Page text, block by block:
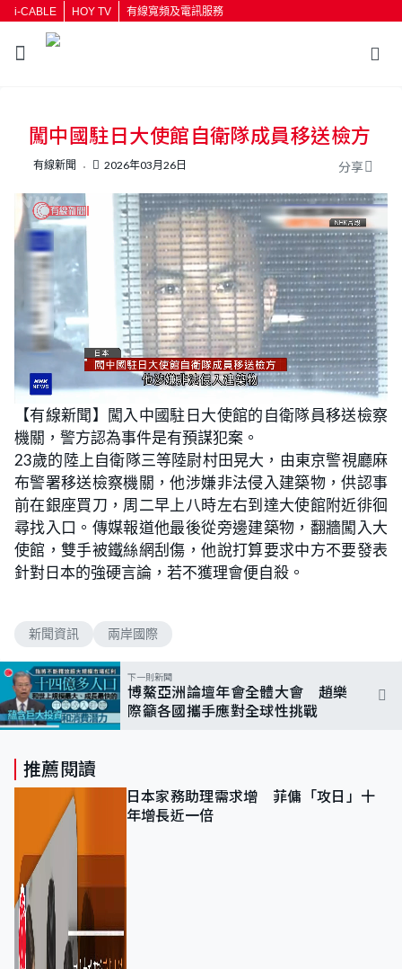
i-CABLE HOY TV 有線寬頻及電訊服務
按輸入鍵開始搜尋
闖中國駐日大使館自衛隊成員移送檢方
有線新聞 2026年03月26日 分享
U
m
t
e
L
a
d
e
d
:
7
3
.
1
7
%
【有線新聞】闖入中國駐日大使館的自衛隊員移送檢察
機關，警方認為事件是有預謀犯案。
23歲的陸上自衛隊三等陸尉村田晃大，由東京警視廳麻
布警署移送檢察機關，他涉嫌非法侵入建築物，供認事
前在銀座買刀，周二早上八時左右到達大使館附近徘徊
尋找入口。傳媒報道他最後從旁邊建築物，翻牆闖入大
使館，雙手被鐵絲網刮傷，他說打算要求中方不要發表
針對日本的強硬言論，若不獲理會便自殺。
新聞資訊 兩岸國際
下一則新聞
博鰲亞洲論壇年會全體大會 趙樂
際籲各國攜手應對全球性挑戰
推薦閱讀
日本家務助理需求增 菲傭「攻日」十
年增長近一倍